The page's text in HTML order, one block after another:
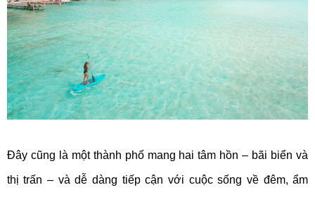
Đây cũng là một thành phố mang hai tâm hồn – bãi biển và
thị trấn – và dễ dàng tiếp cận với cuộc sống về đêm, ẩm